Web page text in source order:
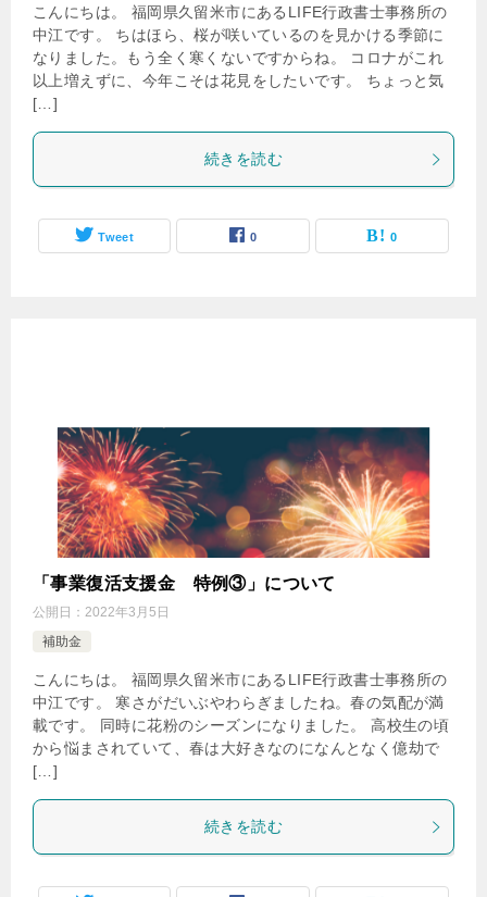
こんにちは。 福岡県久留米市にあるLIFE行政書士事務所の
中江です。 ちはほら、桜が咲いているのを見かける季節に
なりました。もう全く寒くないですからね。 コロナがこれ
以上増えずに、今年こそは花見をしたいです。 ちょっと気
[…]
続きを読む
Tweet 0 0
「事業復活支援金 特例③」について
公開日： 2022年3月5日
補助金
こんにちは。 福岡県久留米市にあるLIFE行政書士事務所の
中江です。 寒さがだいぶやわらぎましたね。春の気配が満
載です。 同時に花粉のシーズンになりました。 高校生の頃
から悩まされていて、春は大好きなのになんとなく億劫で
[…]
続きを読む